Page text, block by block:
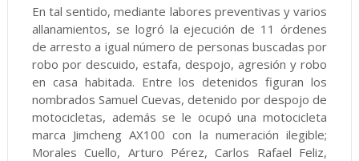
En tal sentido, mediante labores preventivas y varios
allanamientos, se logró la ejecución de 11 órdenes
de arresto a igual número de personas buscadas por
robo por descuido, estafa, despojo, agresión y robo
en casa habitada. Entre los detenidos figuran los
nombrados Samuel Cuevas, detenido por despojo de
motocicletas, además se le ocupó una motocicleta
marca Jimcheng AX100 con la numeración ilegible;
Morales Cuello, Arturo Pérez, Carlos Rafael Feliz,